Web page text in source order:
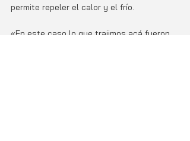
permite repeler el calor y el frío.
«En este caso lo que trajimos acá fueron